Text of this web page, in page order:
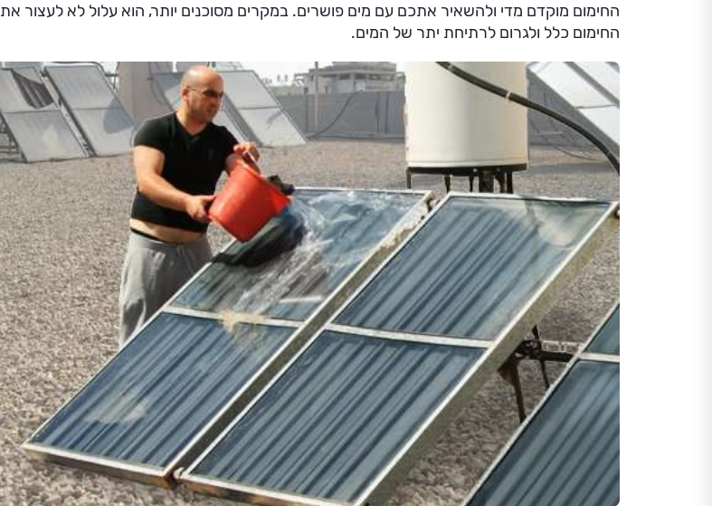
החימום מוקדם מדי ולהשאיר אתכם עם מים פושרים. במקרים מסוכנים יותר, הוא עלול לא לעצור את
החימום כלל ולגרום לרתיחת יתר של המים.